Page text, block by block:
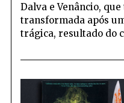
Dalva e Venâncio,
transformada após
trágica, resultado do